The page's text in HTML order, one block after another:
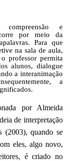
e
por meio da
Para que
na sala de aula,
professor permita
alunos, dialogue
a interanimação
a
por Almeida
de interpretação
(2003), quando se
eles, algo novo,
é criado no